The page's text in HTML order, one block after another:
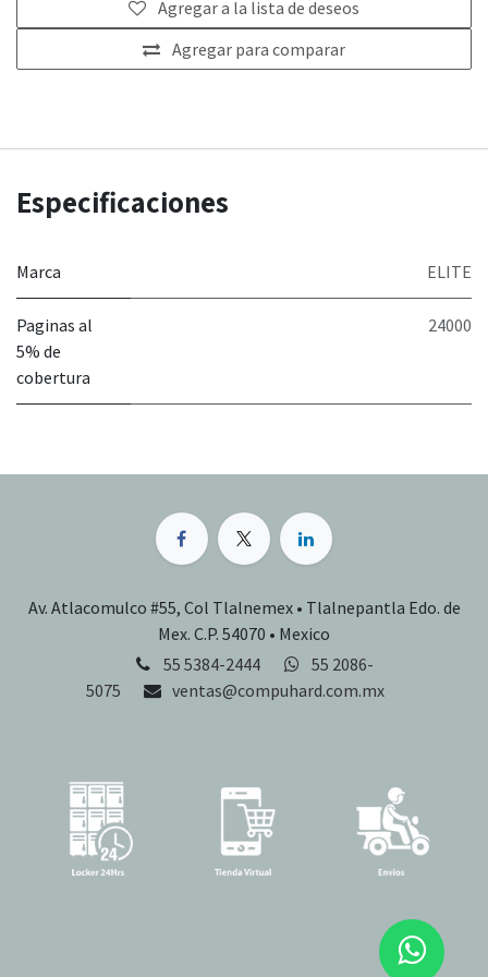
Agregar para comparar
Agregar a la lista de deseos
Especificaciones
Marca ELITE
Paginas al
5% de
cobertura
24000
Av. Atlacomulco #55, Col Tlalnemex • Tlalnepantla Edo. de
Mex. C.P. 54070 • Mexico
55 5384-2444
55 2086-
5075
ventas@compuhard.com.mx